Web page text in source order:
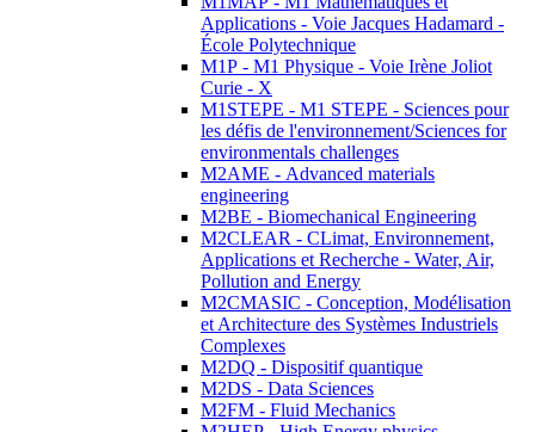
Applications - Voie Jacques Hadamard -
École Polytechnique
M1P - M1 Physique - Voie Irène Joliot
Curie - X
M1STEPE - M1 STEPE - Sciences pour
les défis de l'environnement/Sciences for
environmentals challenges
M2AME - Advanced materials
engineering
M2BE - Biomechanical Engineering
M2CLEAR - CLimat, Environnement,
Applications et Recherche - Water, Air,
Pollution and Energy
M2CMASIC - Conception, Modélisation
et Architecture des Systèmes Industriels
Complexes
M2DQ - Dispositif quantique
M2DS - Data Sciences
M2FM - Fluid Mechanics